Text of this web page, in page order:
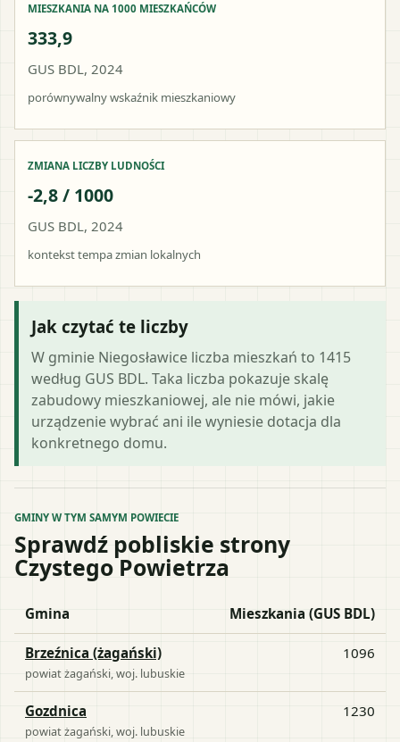
MIESZKANIA NA 1000 MIESZKAŃCÓW
333,9
GUS BDL, 2024
porównywalny wskaźnik mieszkaniowy
ZMIANA LICZBY LUDNOŚCI
-2,8 / 1000
GUS BDL, 2024
kontekst tempa zmian lokalnych
Jak czytać te liczby
W gminie Niegosławice liczba mieszkań to 1415
według GUS BDL. Taka liczba pokazuje skalę
zabudowy mieszkaniowej, ale nie mówi, jakie
urządzenie wybrać ani ile wyniesie dotacja dla
konkretnego domu.
GMINY W TYM SAMYM POWIECIE
Sprawdź pobliskie strony
Czystego Powietrza
Gmina Mieszkania (GUS BDL)
Brzeźnica (żagański)
powiatżagański , woj. lubuskie
1096
Gozdnica
powiatżagański , woj. lubuskie
1230